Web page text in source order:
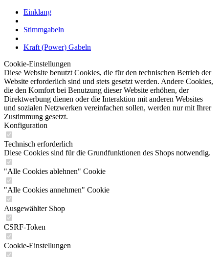
Einklang
Stimmgabeln
Kraft (Power) Gabeln
Cookie-Einstellungen
Diese Website benutzt Cookies, die für den technischen Betrieb der
Website erforderlich sind und stets gesetzt werden. Andere Cookies,
die den Komfort bei Benutzung dieser Website erhöhen, der
Direktwerbung dienen oder die Interaktion mit anderen Websites
und sozialen Netzwerken vereinfachen sollen, werden nur mit Ihrer
Zustimmung gesetzt.
Konfiguration
Technisch erforderlich
Diese Cookies sind für die Grundfunktionen des Shops notwendig.
"Alle Cookies ablehnen" Cookie
"Alle Cookies annehmen" Cookie
Ausgewählter Shop
CSRF-Token
Cookie-Einstellungen